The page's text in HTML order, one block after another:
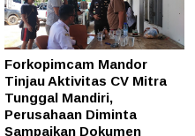
Forkopimcam Mandor
Tinjau Aktivitas CV Mitra
Tunggal Mandiri,
Perusahaan Diminta
Sampaikan Dokumen